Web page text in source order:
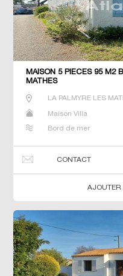
MAISON 5 PIECES 95 M2
MATHES
LA PALMYRE LES
Maison Villa
Bord de mer
CONTACT
AJOUTER